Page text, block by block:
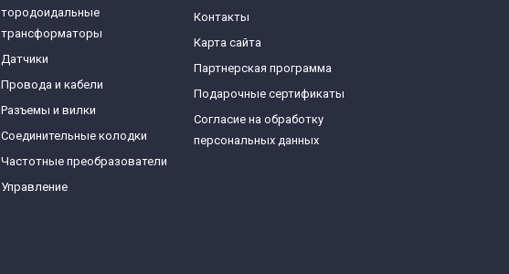
тородоидальные
трансформаторы
Датчики
Провода и кабели
Разъемы и вилки
Соединительные колодки
Частотные преобразователи
Управление
Контакты
Карта сайта
Партнерская программа
Подарочные сертификаты
Согласие на обработку
персональных данных